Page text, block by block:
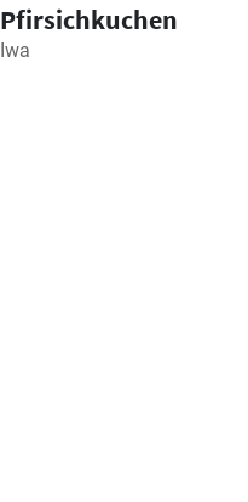
Pfirsichkuchen
Iwa